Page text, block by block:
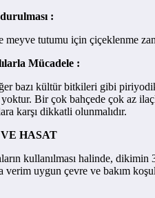
:
tutumu için çiçeklenme
Mücadele :
bazı kültür bitkileri gibi
yoktur. Bir çok bahçede çok az
karşı dikkatli olunmalıdır.
HASAT
kullanılması halinde,
verim uygun çevre ve bakım